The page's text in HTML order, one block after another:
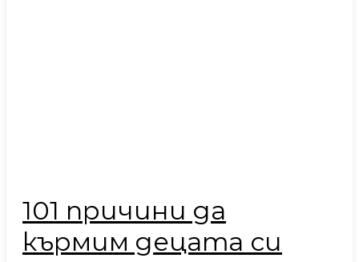
101 причини да
кърмим децата си